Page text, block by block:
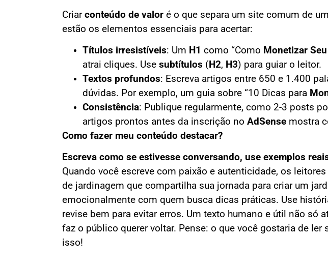
Criarconteúdo de valor é o que separa um site comum de
estão os elementos essenciais para acertar:
Títulos irresistíveis: Um H1 como “Como Monetizar
atrai cliques. Use subtítulos ( H2, H3) para guiar o leitor.
Textos profundos: Escreva artigos entre 650 e 1.400
dúvidas. Por exemplo, um guia sobre “10 Dicas para
Consistência: Publique regularmente, como 2-3 posts
artigos prontos antes da inscrição no AdSense mostra
Como fazer meu conteúdo destacar?
Escreva como se estivesse conversando, use exemplos
Quando você escreve com paixão e autenticidade, os
de jardinagem que compartilha sua jornada para criar um
emocionalmente com quem busca dicas práticas. Use
revise bem para evitar erros. Um texto humano e útil não só
faz o público querer voltar. Pense: o que você gostaria de ler
isso!